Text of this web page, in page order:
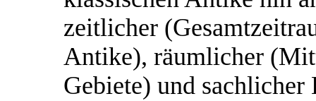
zeitlicher
Antike), räumlicher
Gebiete) und